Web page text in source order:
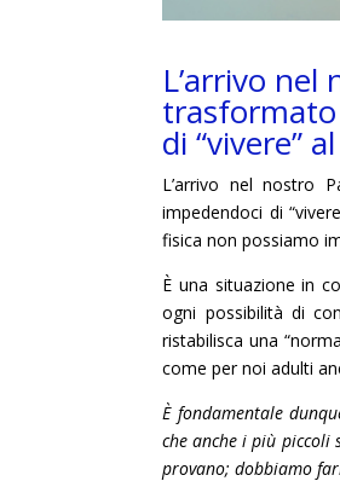
L’arrivo
di “vivere”
L’arrivo nel nostro
impedendoci di
fisica non possiamo
È una situazione in
ogni possibilità di
ristabilisca una
come per noi adulti
È fondamentale
che anche i più piccoli
provano; dobbiamo